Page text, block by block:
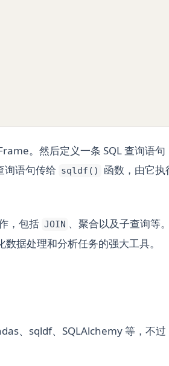
。然后定义一条 SQL 查询语句
询语句传给 sqldf()
函数，由它执
，包括 JOIN 、聚合以及子查询等
据处理和分析任务的强大工具。
、sqldf、SQLAlchemy 等，不过